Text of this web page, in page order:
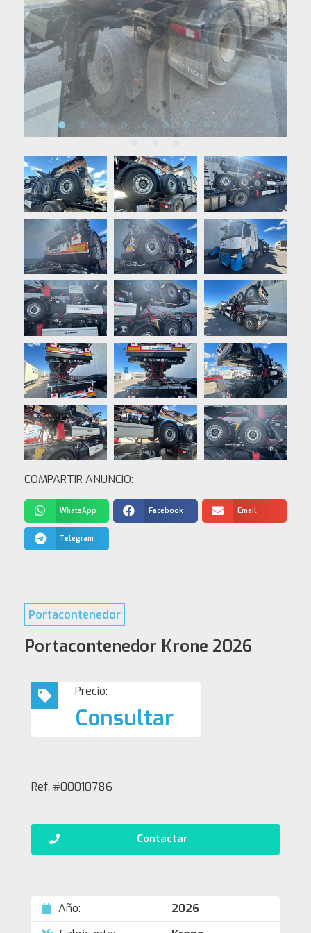
COMPARTIR ANUNCIO:
WhatsApp Facebook Email
Telegram
Portacontenedor
Portacontenedor Krone 2026
Precio:
Consultar
Ref. #00010786
Contactar
Año:
2026